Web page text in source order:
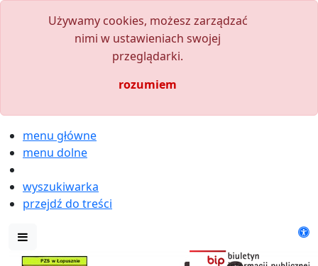
Używamy cookies, możesz zarządzać
nimi w ustawieniach swojej
przeglądarki.
rozumiem
menu główne
menu dolne
wyszukiwarka
przejdź do treści